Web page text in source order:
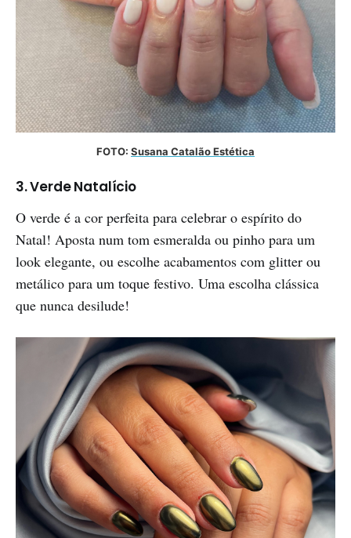
FOTO: Susana Catalão Estética
3. Verde Natalício
O verde é a cor perfeita para celebrar o espírito do
Natal! Aposta num tom esmeralda ou pinho para um
look elegante, ou escolhe acabamentos com glitter ou
metálico para um toque festivo. Uma escolha clássica
que nunca desilude!